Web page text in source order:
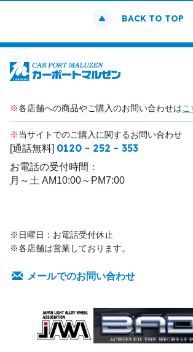
BACK TO TOP
※各店舗への商品やご購入のお問い合わせはこ
※当サイトでのご購入に関するお問い合わせ
[通話無料] 0120 - 252 - 353
お電話の受付時間：
月～土 AM10:00～PM7:00
※日曜日：お電話受付休止
※各店舗は営業しております。
メールでのお問い合わせ